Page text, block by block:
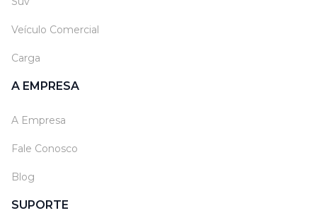
Veículo Comercial
Carga
A EMPRESA
A Empresa
Fale Conosco
Blog
SUPORTE